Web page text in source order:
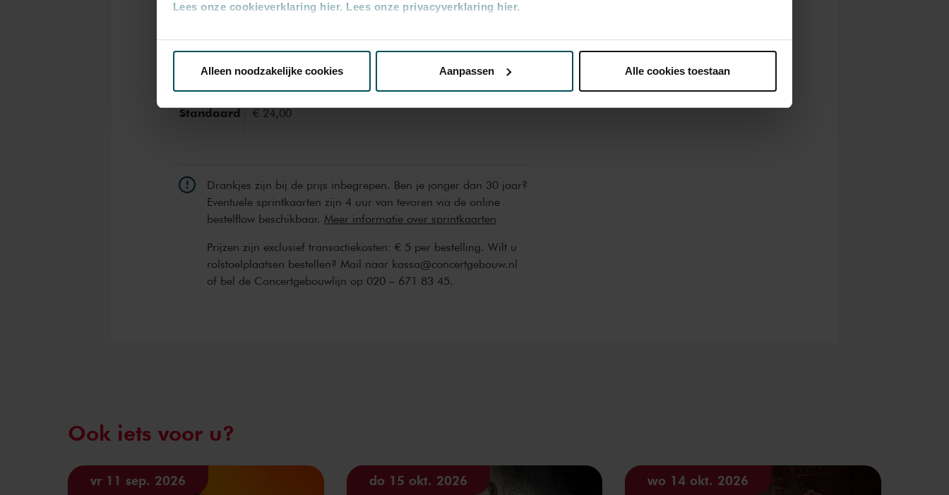
Lees onze cookieverklaring hier. Lees onze privacyverklaring hier.
Via decookieverklaringop onze website kunt u uw toestemming op elk moment wijzigen of intrekken.
We werken samen met32 derdendie uw gegevens kunnen ontvangen en verwerken.
Alleen noodzakelijke cookies Aanpassen Alle cookies toestaan
Rang
Standaard € 24,00
Drankjes zijn bij de prijs inbegrepen. Ben je jonger dan 30 jaar?
Eventuele sprintkaarten zijn 4 uur van tevoren via de online
bestelflow beschikbaar. Meer informatie over sprintkaarten
Prijzen zijn exclusief transactiekosten: € 5 per bestelling. Wilt u
rolstoelplaatsen bestellen? Mail naar kassa@concertgebouw.nl
of bel de Concertgebouwlijn op 020 – 671 83 45.
Ook iets voor u?
vr 11 sep. 2026 do 15 okt. 2026 wo 14 okt. 2026